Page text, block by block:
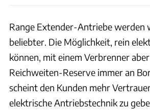
Range Extender-Antriebe
beliebter. Die Möglichkeit, rein
können, mit einem Verbrenner
Reichweiten-Reserve immer an
scheint den Kunden mehr
elektrische Antriebstechnik zu